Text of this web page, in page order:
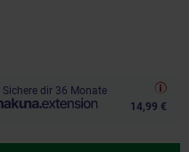
Sichere dir 36 Monate
14,99 €